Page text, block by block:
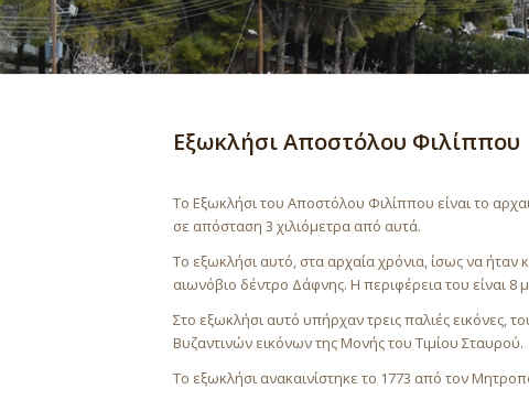
Εξωκλήσι Αποστόλου Φιλίππου
Το Εξωκλήσι του Αποστόλου Φιλίππου είναι το
σε απόσταση 3 χιλιόμετρα από αυτά.
Το εξωκλήσι αυτό, στα αρχαία χρόνια, ίσως να
αιωνόβιο δέντρο Δάφνης. Η περιφέρεια του είναι 8
Στο εξωκλήσι αυτό υπήρχαν τρεις παλιές εικόνες,
Βυζαντινών εικόνων της Μονής του Τιμίου Σταυρού.
Το εξωκλήσι ανακαινίστηκε το 1773 από τον